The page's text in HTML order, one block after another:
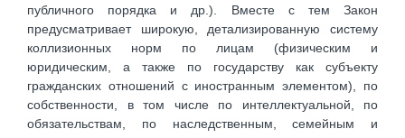
публичного порядка и др.). Вместе с тем Закон
предусматривает широкую, детализированную систему
коллизионных норм по лицам (физическим и
юридическим, а также по государству как субъекту
гражданских отношений с иностранным элементом), по
собственности, в том числе по интеллектуальной, по
обязательствам, по наследственным, семейным и